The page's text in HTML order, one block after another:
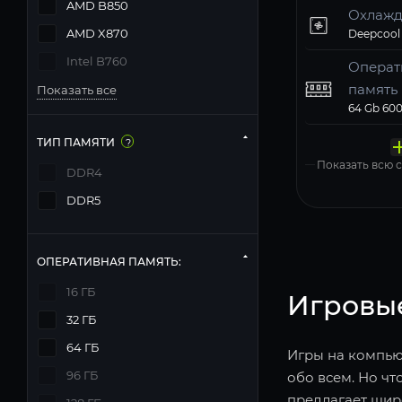
память
Windows
Показать всю
Игры на
обо всем. Но
AMD B850
AMD X870
Intel B760
Показать все
ТИП ПАМЯТИ ?
DDR4
DDR5
ОПЕРАТИВНАЯ ПАМЯТЬ:
16 ГБ
32 ГБ
64 ГБ
96 ГБ